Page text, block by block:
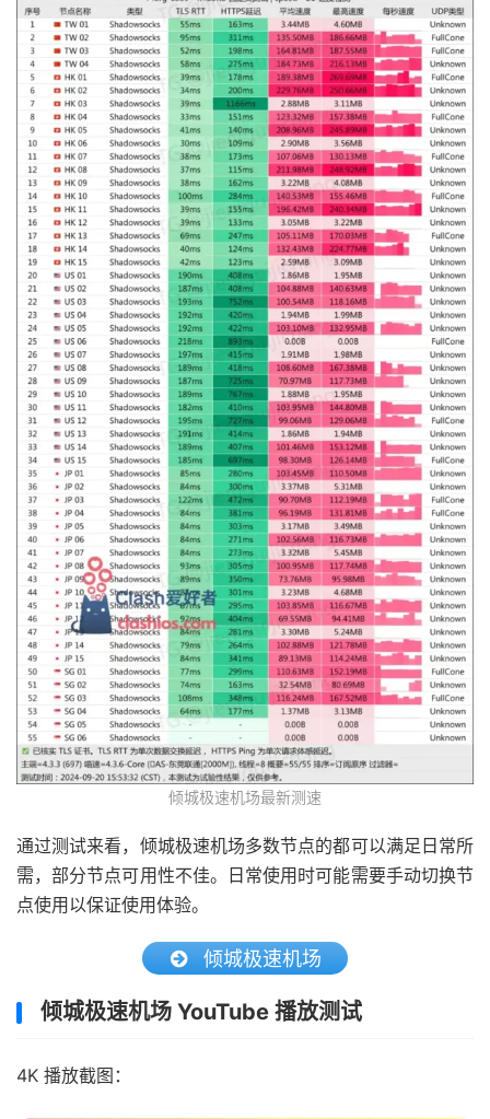
倾城极速机场最新测速
通过测试来看，倾城极速机场多数节点的都可以满足日常所
需，部分节点可用性不佳。日常使用时可能需要手动切换节
点使用以保证使用体验。
倾城极速机场
倾城极速机场 YouTube 播放测试
4K 播放截图：